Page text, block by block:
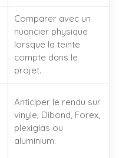
Comparer avec un
nuancier physique
lorsque la teinte
compte dans le
projet.
Anticiper le rendu sur
vinyle, Dibond, Forex,
plexiglas ou
aluminium.